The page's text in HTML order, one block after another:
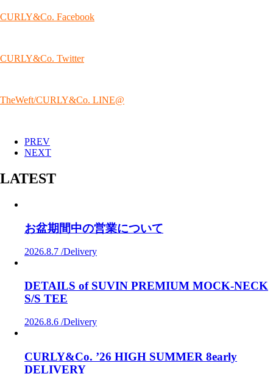
CURLY&Co. Facebook
CURLY&Co. Twitter
TheWeft/CURLY&Co. LINE@
PREV
NEXT
LATEST
お盆期間中の営業について
2026.8.7 /Delivery
DETAILS of SUVIN PREMIUM MOCK-NECK
S/S TEE
2026.8.6 /Delivery
CURLY&Co. ’26 HIGH SUMMER 8early
DELIVERY